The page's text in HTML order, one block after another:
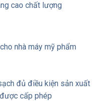
cao chất lượng
nhà máy mỹ phẩm
đủ điều kiện sản xuất
cấp phép